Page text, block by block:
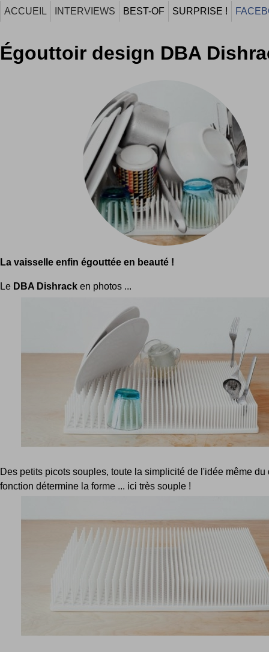
ACCUEIL INTERVIEWS BEST-OF SURPRISE !
Égouttoir design DBA
La vaisselle enfin égouttée en beauté !
Le DBA Dishrack en photos ...
Des petits picots souples, toute la simplicité de l'idée même du
fonction détermine la forme ... ici très souple !